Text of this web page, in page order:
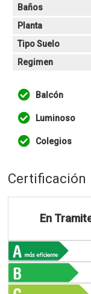
Baños
Planta
Tipo Suelo
Regimen
Balcón
Luminoso
Colegios
Certificación
En